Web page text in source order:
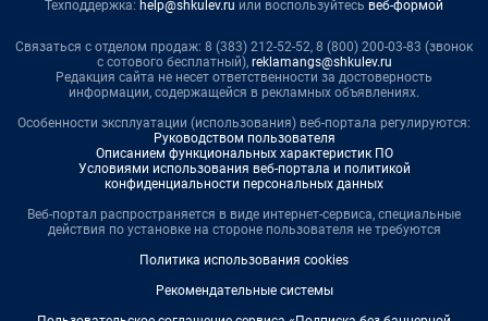
Техподдержка: help@shkulev.ru или воспользуйтесь веб-формой
Связаться с отделом продаж: 8 (383) 212-52-52, 8 (800) 200-03-83 (звонок
с сотового бесплатный), reklamangs@shkulev.ru
Редакция сайта не несет ответственности за достоверность
информации, содержащейся в рекламных объявлениях.
Особенности эксплуатации (использования) веб-портала регулируются:
Руководством пользователя
Описанием функциональных характеристик ПО
Условиями использования веб-портала и политикой
конфиденциальности персональных данных
Веб-портал распространяется в виде интернет-сервиса, специальные
действия по установке на стороне пользователя не требуются
Политика использования cookies
Рекомендательные системы